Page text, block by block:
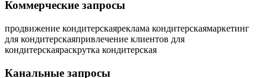
Коммерческие запросы
продвижение кондитерскаяреклама кондитерскаямаркетинг
для кондитерскаяпривлечение клиентов для
кондитерскаяраскрутка кондитерская
Канальные запросы